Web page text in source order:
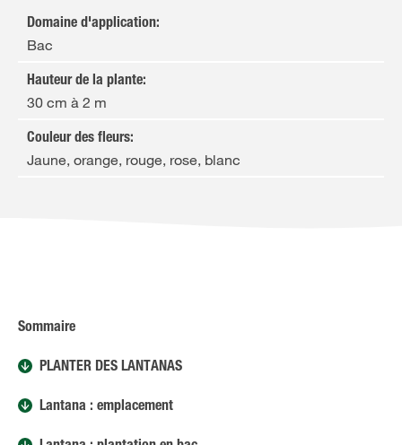
Domaine d'application:
Bac
Hauteur de la plante:
30 cm à 2 m
Couleur des fleurs:
Jaune, orange, rouge, rose, blanc
Sommaire
PLANTER DES LANTANAS
Lantana : emplacement